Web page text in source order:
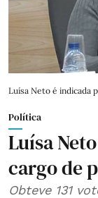
Luísa Neto é indicada
Política
Luísa
cargo de
Obteve 131